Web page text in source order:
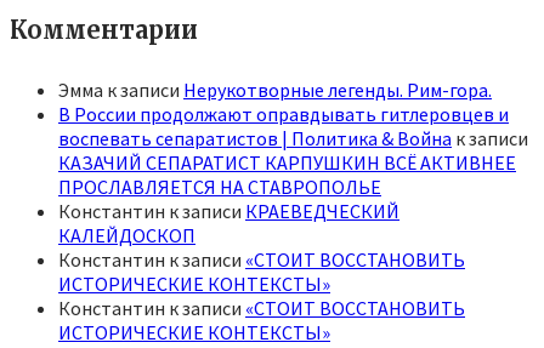
Комментарии
Эмма к записи Нерукотворные легенды. Рим-гора.
В России продолжают оправдывать гитлеровцев и
воспевать сепаратистов | Политика & Война к записи
КАЗАЧИЙ СЕПАРАТИСТ КАРПУШКИН ВСЁ АКТИВНЕЕ
ПРОСЛАВЛЯЕТСЯ НА СТАВРОПОЛЬЕ
Константин к записи КРАЕВЕДЧЕСКИЙ
КАЛЕЙДОСКОП
Константин к записи «СТОИТ ВОССТАНОВИТЬ
ИСТОРИЧЕСКИЕ КОНТЕКСТЫ»
Константин к записи «СТОИТ ВОССТАНОВИТЬ
ИСТОРИЧЕСКИЕ КОНТЕКСТЫ»